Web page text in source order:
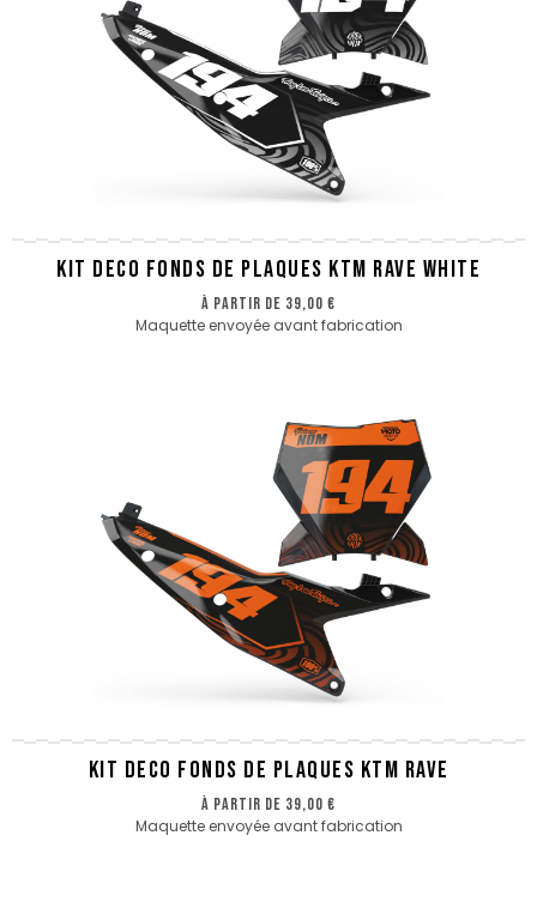
KIT DECO FONDS DE PLAQUES KTM RAVE WHITE
à partir de 39,00 €
Maquette envoyée avant fabrication
KIT DECO FONDS DE PLAQUES KTM RAVE
à partir de 39,00 €
Maquette envoyée avant fabrication